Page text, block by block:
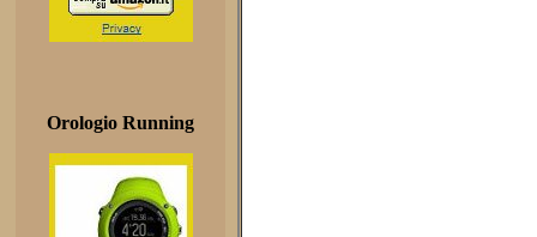
Orologio Running